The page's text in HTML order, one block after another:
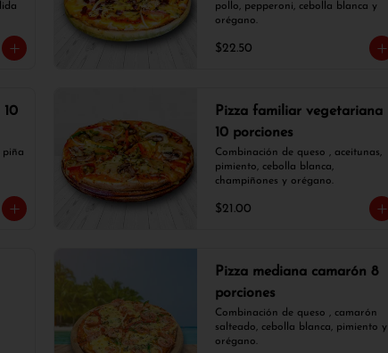
pollo, pepperoni, cebolla blanca y
orégano.
$22.50
piña
Pizza familiar vegetariana
10 porciones
Combinación de queso , aceitunas,
pimiento, cebolla blanca,
champiñones y orégano.
$21.00
Pizza mediana camarón 8
porciones
Combinación de queso , camarón
salteado, cebolla blanca, pimiento y
orégano.